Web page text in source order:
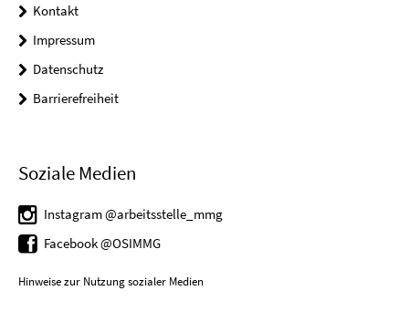
Kontakt
Impressum
Datenschutz
Barrierefreiheit
Soziale Medien
Instagram @arbeitsstelle_mmg
Facebook @OSIMMG
Hinweise zur Nutzung sozialer Medien